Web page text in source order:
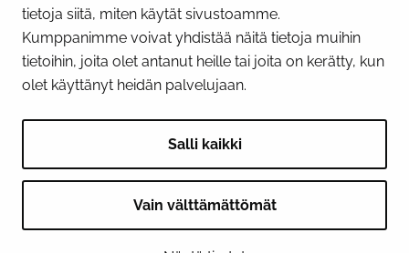
tietoja siitä, miten käytät sivustoamme.
Kumppanimme voivat yhdistää näitä tietoja muihin
tietoihin, joita olet antanut heille tai joita on kerätty, kun
olet käyttänyt heidän palvelujaan.
Salli kaikki
Vain välttämättömät